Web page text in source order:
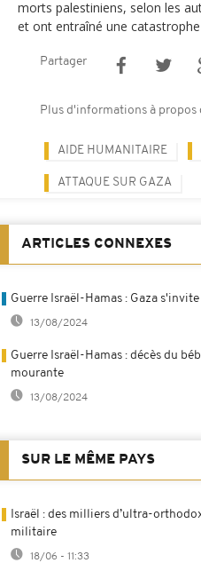
morts palestiniens, selon les
et ont entraîné une
Partager
Plus d'informations à propos
AIDE HUMANITAIRE
ATTAQUE SUR GAZA
ARTICLES CONNEXES
Guerre Israël-Hamas : Gaza
13/08/2024
Guerre Israël-Hamas : décès du
mourante
13/08/2024
SUR LE MÊME PAYS
Israël : des milliers d’ultra-
militaire
18/06 - 11:33